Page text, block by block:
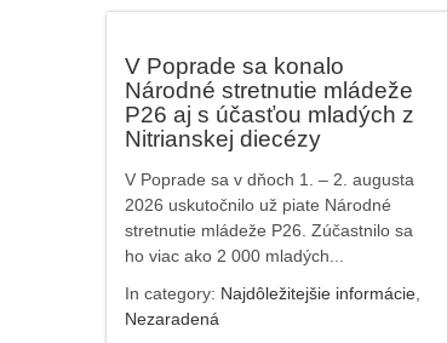
V Poprade sa konalo
Národné stretnutie mládeže
P26 aj s účasťou mladých z
Nitrianskej diecézy
V Poprade sa v dňoch 1. – 2. augusta
2026 uskutočnilo už piate Národné
stretnutie mládeže P26. Zúčastnilo sa
ho viac ako 2 000 mladých...
In category: Najdôležitejšie informácie
Nezaradená